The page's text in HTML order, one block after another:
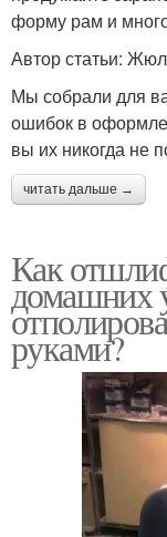
форму рам и
Автор статьи:
Мы собрали для
ошибок в
вы их никогда не
читать дальше →
Как
домашних
руками?